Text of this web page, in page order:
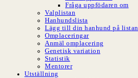
Fråga uppfödaren om
Valplistan
Hanhundslista
Lägg till din hanhund på listan
Omplaceringar
Anmäl omplacering
Genetisk variation
Statistik
Mentorer
Utställning